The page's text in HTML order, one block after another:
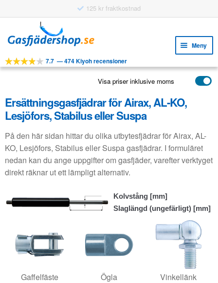
125 kr fraktkostnad
till
navigering
till
innehåll
Meny
VERKTYG
APPLIKATIONER
KUNDSERVICE
VANLIGA FRÅGOR
7.7 —474 Kiyoh recensioner
Visa priser inklusive moms
Ersättningsgasfjädrar för Airax, AL-KO,
Lesjöfors, Stabilus eller Suspa
På den här sidan hittar du olika utbytesfjädrar för Airax, AL-
KO, Lesjöfors, Stabilus eller Suspa gasfjädrar. I formuläret
nedan kan du ange uppgifter om gasfjäder, varefter verktyget
direkt räknar ut ett lämpligt alternativ.
Gaffelfäste Ögla Vinkellänk